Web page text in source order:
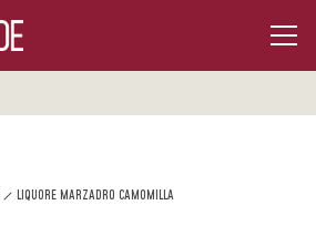
LIQUORE MARZADRO CAMOMILLA